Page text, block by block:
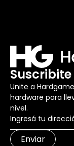
Unite a
hardware para
nivel.
Enviar